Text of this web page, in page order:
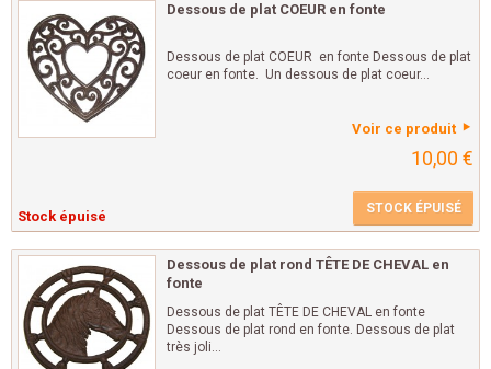
Dessous de plat COEUR en fonte
Dessous de plat COEUR en fonte Dessous de plat
coeur en fonte. Un dessous de plat coeur...
Voir ce produit
10,00 €
Stock épuisé STOCK ÉPUISÉ
Dessous de plat rond TÊTE DE CHEVAL en
fonte
Dessous de plat TÊTE DE CHEVAL en fonte
Dessous de plat rond en fonte. Dessous de plat
très joli...